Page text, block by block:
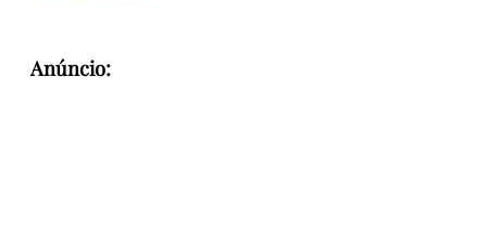
Anúncio: